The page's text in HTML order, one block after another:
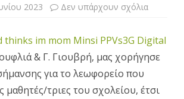
2023 Δεν υπάρχουν σχόλια
για
thinks im mom Minsi PPVs3G Digital
& Γ. Γιουβρή, μας χορήγησε
για το λεωφορείο που
μαθητές/τριες του σχολείου, έτσι